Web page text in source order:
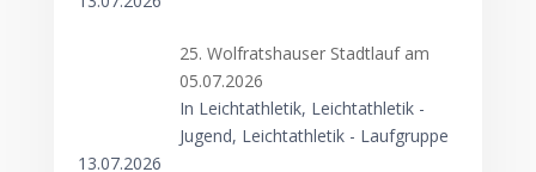
25. Wolfratshauser Stadtlauf am
05.07.2026
In Leichtathletik, Leichtathletik -
Jugend, Leichtathletik - Laufgruppe
13.07.2026